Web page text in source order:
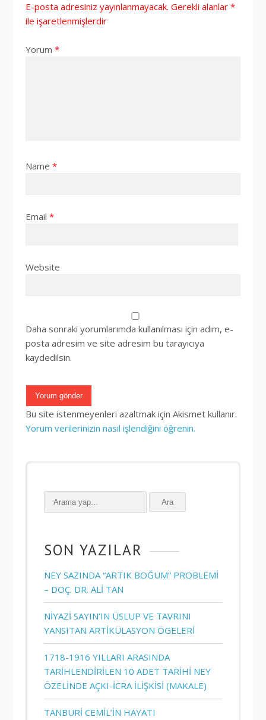
E-posta adresiniz yayınlanmayacak. Gerekli alanlar *
ile işaretlenmişlerdir
Yorum *
Name *
Email *
Website
Daha sonraki yorumlarımda kullanılması için adım, e-
posta adresim ve site adresim bu tarayıcıya
kaydedilsin.
Bu site istenmeyenleri azaltmak için Akismet kullanır.
Yorum verilerinizin nasıl işlendiğini öğrenin.
Ara
SON YAZILAR
NEY SAZINDA “ARTIK BOĞUM” PROBLEMİ
– DOÇ. DR. ALİ TAN
NİYAZİ SAYIN’IN ÜSLUP VE TAVRINI
YANSITAN ARTİKÜLASYON ÖGELERİ
1718-1916 YILLARI ARASINDA
TARİHLENDİRİLEN 10 ADET TARİHİ NEY
ÖZELİNDE AÇKI-İCRA İLİŞKİSİ (MAKALE)
TANBURİ CEMİL’İN HAYATI